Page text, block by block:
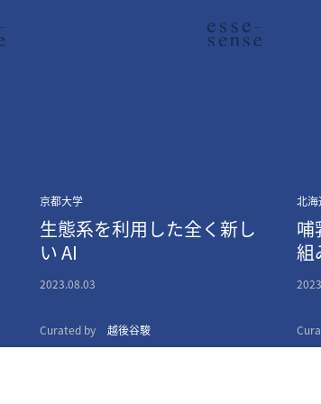
京都大学
生態系を利用した全く新し
い AI
2023.08.03
Curated by 越後谷駿
北
哺
組